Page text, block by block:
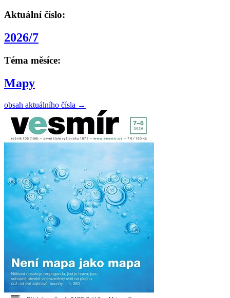
Aktuální číslo:
2026/7
Téma měsíce:
Mapy
obsah aktuálního čísla →